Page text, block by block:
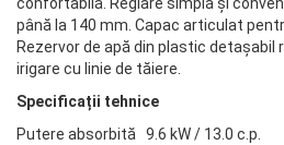
până la 140 mm. Capac articulat
Rezervor de apă din plastic detașabil
irigare cu linie de tăiere.
Specificații tehnice
Putere absorbită 9.6 kW / 13.0 c.p.